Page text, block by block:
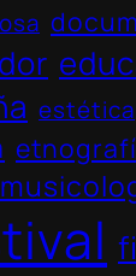
estética